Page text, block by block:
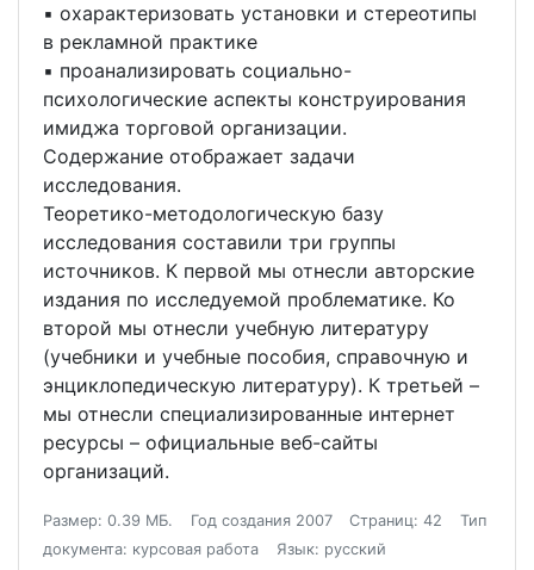
▪ охарактеризовать установки и стереотипы
в рекламной практике
▪ проанализировать социально-
психологические аспекты конструирования
имиджа торговой организации.
Содержание отображает задачи
исследования.
Теоретико-методологическую базу
исследования составили три группы
источников. К первой мы отнесли авторские
издания по исследуемой проблематике. Ко
второй мы отнесли учебную литературу
(учебники и учебные пособия, справочную и
энциклопедическую литературу). К третьей –
мы отнесли специализированные интернет
ресурсы – официальные веб-сайты
организаций.
Размер: 0.39 МБ. Год создания 2007 Страниц: 42
Тип
документа: курсовая работа
Язык: русский